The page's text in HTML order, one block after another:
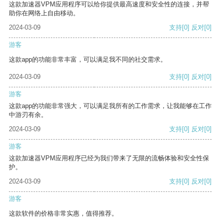
这款加速器VPM应用程序可以给你提供最高速度和安全性的连接，并帮
助你在网络上自由移动。
2024-03-09
支持[0] 反对[0]
游客
这款app的功能非常丰富，可以满足我不同的社交需求。
2024-03-09 支持[0] 反对[0]
游客
这款app的功能非常强大，可以满足我所有的工作需求，让我能够在工作
中游刃有余。
2024-03-09
支持[0] 反对[0]
游客
这款加速器VPM应用程序已经为我们带来了无限的流畅体验和安全性保
护。
2024-03-09
支持[0] 反对[0]
游客
这款软件的价格非常实惠，值得推荐。